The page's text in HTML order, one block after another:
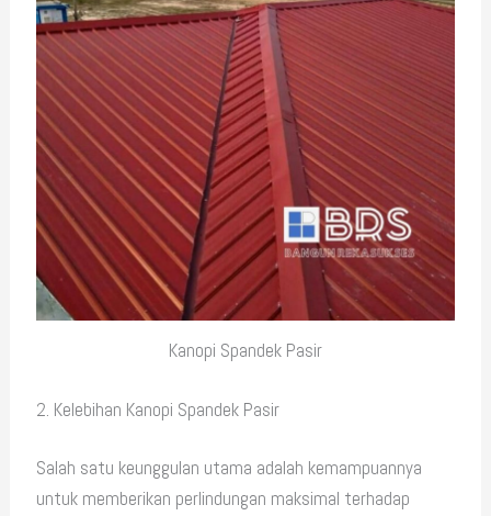
Kanopi Spandek Pasir
2. Kelebihan Kanopi Spandek Pasir
Salah satu keunggulan utama adalah kemampuannya
untuk memberikan perlindungan maksimal terhadap